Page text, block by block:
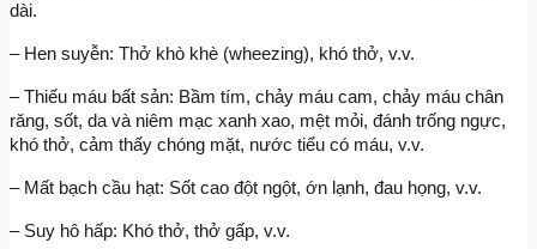
dài.
– Hen suyễn: Thở khò khè (wheezing), khó thở, v.v.
– Thiếu máu bất sản: Bầm tím, chảy máu cam, chảy máu chân
răng, sốt, da và niêm mạc xanh xao, mệt mỏi, đánh trống ngực,
khó thở, cảm thấy chóng mặt, nước tiểu có máu, v.v.
– Mất bạch cầu hạt: Sốt cao đột ngột, ớn lạnh, đau họng, v.v.
– Suy hô hấp: Khó thở, thở gấp, v.v.